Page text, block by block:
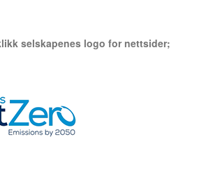
selskapenes logo for nettsider;